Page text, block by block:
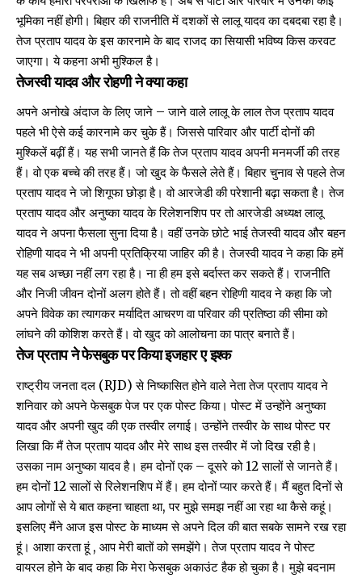
भूमिका नहीं होगी। बिहार की राजनीति में दशकों से लालू यादव का दबदबा रहा है।
तेज प्रताप यादव के इस कारनामे के बाद राजद का सियासी भविष्य किस करवट
जाएगा। ये कहना अभी मुश्किल है।
तेजस्वी यादव और रोहणी ने क्या कहा
अपने अनोखे अंदाज के लिए जाने – जाने वाले लालू के लाल तेज प्रताप यादव
पहले भी ऐसे कई कारनामे कर चुके हैं। जिससे पारिवार और पार्टी दोनों की
मुश्किलें बढ़ीं हैं। यह सभी जानते हैं कि तेज प्रताप यादव अपनी मनमर्जी की तरह
हैं। वो एक बच्चे की तरह हैं। जो खुद के फैसले लेते हैं। बिहार चुनाव से पहले तेज
प्रताप यादव ने जो शिगूफा छोड़ा है। वो आरजेडी की परेशानी बढ़ा सकता है। तेज
प्रताप यादव और अनुष्का यादव के रिलेशनशिप पर तो आरजेडी अध्यक्ष लालू
यादव ने अपना फैसला सुना दिया है। वहीं उनके छोटे भाई तेजस्वी यादव और बहन
रोहिणी यादव ने भी अपनी प्रतिक्रिया जाहिर की है। तेजस्वी यादव ने कहा कि हमें
यह सब अच्छा नहीं लग रहा है। ना ही हम इसे बर्दास्त कर सकते हैं। राजनीति
और निजी जीवन दोनों अलग होते हैं। तो वहीं बहन रोहिणी यादव ने कहा कि जो
अपने विवेक का त्यागकर मर्यादित आचरण वा परिवार की प्रतिष्ठा की सीमा को
लांघने की कोशिश करते हैं। वो खुद को आलोचना का पात्र बनाते हैं।
तेज प्रताप ने फेसबुक पर किया इजहार ए इश्क
राष्ट्रीय जनता दल (RJD) से निष्कासित होने वाले नेता तेज प्रताप यादव ने
शनिवार को अपने फेसबुक पेज पर एक पोस्ट किया। पोस्ट में उन्होंने अनुष्का
यादव और अपनी खुद की एक तस्वीर लगाई। उन्होंने तस्वीर के साथ पोस्ट पर
लिखा कि मैं तेज प्रताप यादव और मेरे साथ इस तस्वीर में जो दिख रही है।
उसका नाम अनुष्का यादव है। हम दोनों एक – दूसरे को 12 सालों से जानते हैं।
हम दोनों 12 सालों से रिलेशनशिप में हैं। हम दोनों प्यार करते हैं। मैं बहुत दिनों से
आप लोगों से ये बात कहना चाहता था, पर मुझे समझ नहीं आ रहा था कैसे कहूं।
इसलिए मैंने आज इस पोस्ट के माध्यम से अपने दिल की बात सबके सामने रख रहा
हूं। आशा करता हूं , आप मेरी बातों को समझेंगे। तेज प्रताप यादव ने पोस्ट
वायरल होने के बाद कहा कि मेरा फेसबुक अकाउंट हैक हो चुका है। मुझे बदनाम